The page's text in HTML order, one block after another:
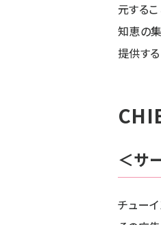
元する
知恵の
提供す
＜サ
チュー